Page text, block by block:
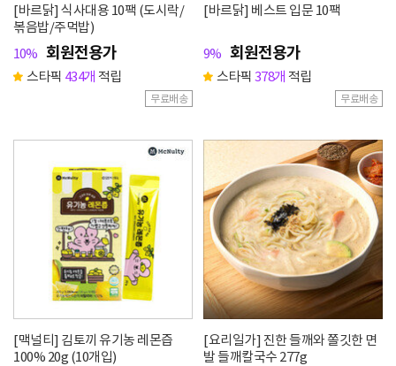
[바르닭] 식사대용 10팩 (도시락/
볶음밥/주먹밥)
10% 회원전용가
스타픽 434개 적립
무료배송
[바르닭] 베스트 입문 10팩
9% 회원전용가
스타픽 378개 적립
무료배송
[맥널티] 김토끼 유기농 레몬즙
100% 20g (10개입)
[요리일가] 진한 들깨와 쫄깃한 면
발 들깨칼국수 277g